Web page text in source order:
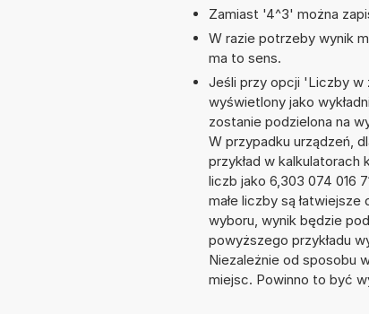
Zamiast '4^3' można
W razie potrzeby wynik
ma to sens.
Jeśli przy opcji 'Liczby w
wyświetlony jako
zostanie podzielona na
W przypadku urządzeń,
przykład w
liczb jako 6,303 074 016
małe liczby są
wyboru, wynik będzie
powyższego przykładu
Niezależnie od sposobu
miejsc. Powinno to być